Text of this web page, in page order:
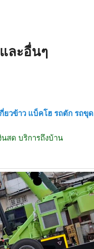
ละอื่นๆ
ยวข้าว แบ็คโฮ รถตัก รถขุด
สด บริการถึงบ้าน